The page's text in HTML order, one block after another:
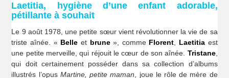
Laetitia, hygiène d’une enfant adorable,
pétillante à souhait
Le 9 août 1978, une petite sœur vient révolutionner la vie de sa
triste aînée. « Belle et brune», comme Florent, Laetitia est
une petite merveille, qui réjouit le cœur de son aînée. Tristane,
qui doit certainement posséder dans sa collection d’albums
illustrés l’opus Martine, petite maman, joue le rôle de mère de